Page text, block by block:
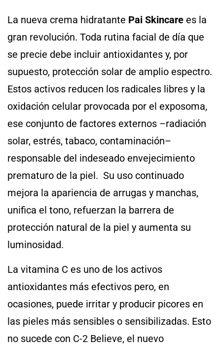
La nueva crema hidratante Pai Skincare es la
gran revolución. Toda rutina facial de día que
se precie debe incluir antioxidantes y, por
supuesto, protección solar de amplio espectro.
Estos activos reducen los radicales libres y la
oxidación celular provocada por el exposoma,
ese conjunto de factores externos –radiación
solar, estrés, tabaco, contaminación–
responsable del indeseado envejecimiento
prematuro de la piel. Su uso continuado
mejora la apariencia de arrugas y manchas,
unifica el tono, refuerzan la barrera de
protección natural de la piel y aumenta su
luminosidad.
La vitamina C es uno de los activos
antioxidantes más efectivos pero, en
ocasiones, puede irritar y producir picores en
las pieles más sensibles o sensibilizadas. Esto
no sucede con C-2 Believe, el nuevo